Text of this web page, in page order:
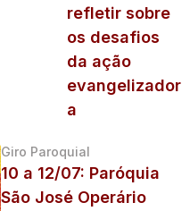
refletir sobre
os desafios
da ação
evangelizador
a
Giro Paroquial
10 a 12/07: Paróquia
São José Operário